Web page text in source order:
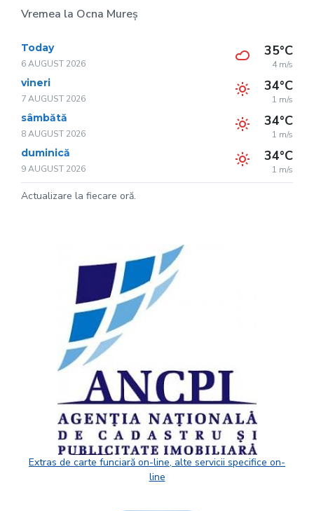
Vremea la Ocna Mureș
Today
6 AUGUST 2026
35°C
4 m/s
vineri
7 AUGUST 2026
34°C
1 m/s
sâmbătă
8 AUGUST 2026
34°C
1 m/s
duminică
9 AUGUST 2026
34°C
1 m/s
Actualizare la fiecare oră.
Extras de carte funciară on-line, alte servicii specifice on-
line